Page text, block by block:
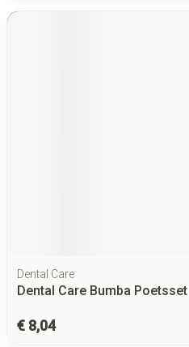
Dental Care
Dental Care Bumba Poetsset
€ 8,04